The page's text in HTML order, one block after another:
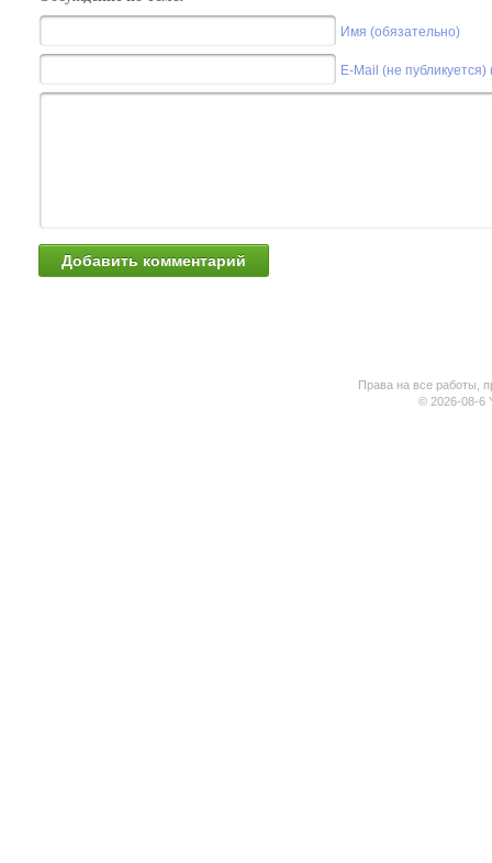
Имя (обязательно)
E-Mail (не
Права на все работы,
© 2026-08-6